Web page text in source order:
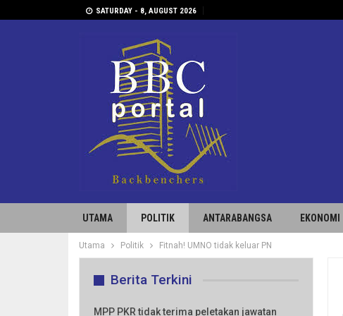
SATURDAY - 8, AUGUST 2026
UTAMA POLITIK ANTARABANGSA EKONOMI
Utama Politik Fitnah! UMNO tidak keluar PN
Berita Terkini
MPP PKR tidak terima peletakan jawatan